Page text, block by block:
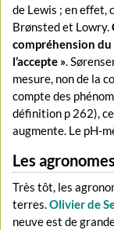
de Lewis ; en effet,
Brønsted et Lowry.
compréhension du
l’accepte ».
mesure, non de la
compte des
définition p 262),
augmente. Le pH-
Les
Très tôt, les
terres.Olivier de
neuve est de